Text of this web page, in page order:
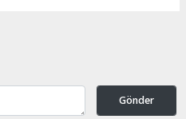
Gönder